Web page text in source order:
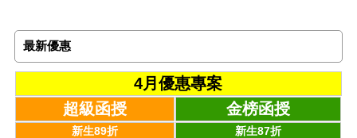
最新優惠
4月優惠專案
超級函授
金榜函授
新生89折
新生87折